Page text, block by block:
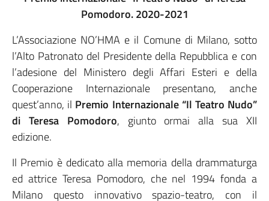
Pomodoro. 2020-2021
L’Associazione NO’HMA e il Comune di Milano, sotto
l’Alto Patronato del Presidente della Repubblica e con
l’adesione del Ministero degli Affari Esteri e della
Cooperazione Internazionale presentano, anche
quest’anno, il Premio Internazionale “Il Teatro Nudo”
di Teresa Pomodoro, giunto ormai alla sua XII
edizione.
Il Premio è dedicato alla memoria della drammaturga
ed attrice Teresa Pomodoro, che nel 1994 fonda a
Milano questo innovativo spazio-teatro, con il